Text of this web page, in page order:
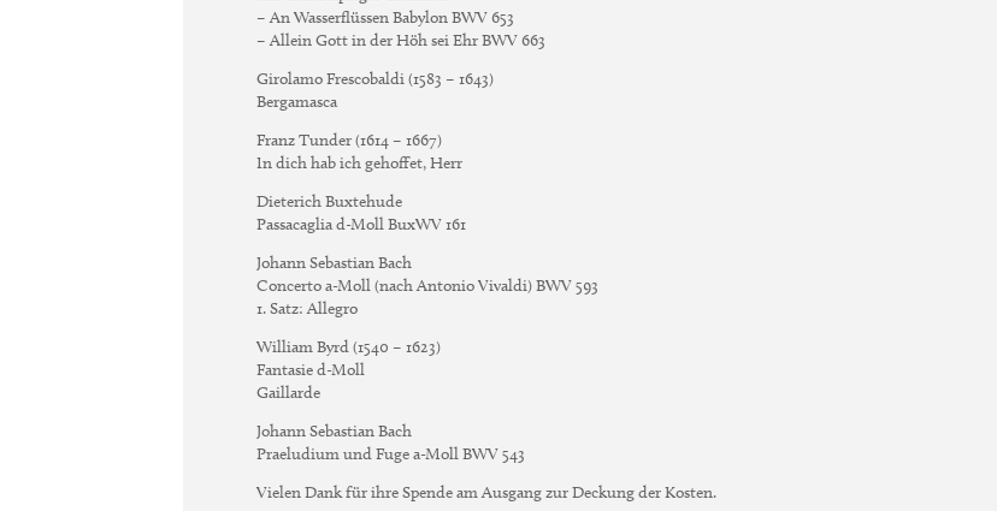
– An Wasserflüssen Babylon BWV 653
– Allein Gott in der Höh sei Ehr BWV 663
Girolamo Frescobaldi (1583 – 1643)
Bergamasca
Franz Tunder (1614 – 1667)
In dich hab ich gehoffet, Herr
Dieterich Buxtehude
Passacaglia d-Moll BuxWV 161
Johann Sebastian Bach
Concerto a-Moll (nach Antonio Vivaldi) BWV 593
1. Satz: Allegro
William Byrd (1540 – 1623)
Fantasie d-Moll
Gaillarde
Johann Sebastian Bach
Praeludium und Fuge a-Moll BWV 543
Vielen Dank für ihre Spende am Ausgang zur Deckung der Kosten.